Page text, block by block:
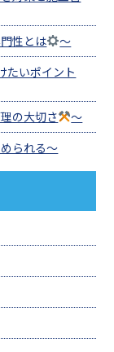
性とは
～
たいポイント
の大切さ
～
られる～